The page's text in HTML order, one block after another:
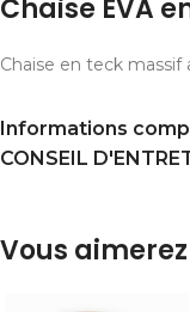
Chaise EVA
Chaise en teck massif
Informations
CONSEIL
Vous